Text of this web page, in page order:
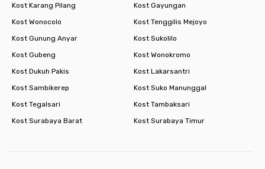
Kost Karang Pilang
Kost Gayungan
Kost Wonocolo
Kost Tenggilis Mejoyo
Kost Gunung Anyar
Kost Sukolilo
Kost Gubeng
Kost Wonokromo
Kost Dukuh Pakis
Kost Lakarsantri
Kost Sambikerep
Kost Suko Manunggal
Kost Tegalsari
Kost Tambaksari
Kost Surabaya Barat
Kost Surabaya Timur